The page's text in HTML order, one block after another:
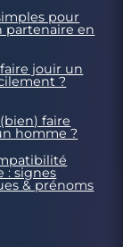
pour
partenaire en
jouir un
?
faire
homme ?
: signes
& prénoms